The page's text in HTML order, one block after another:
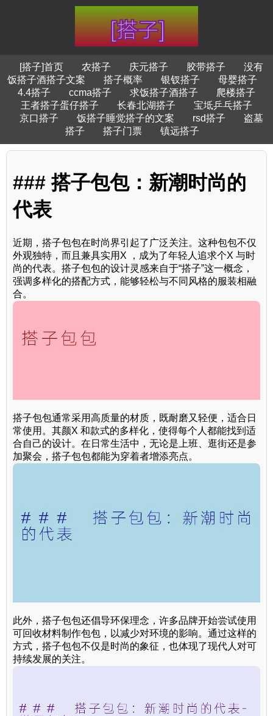
[搭子]首页 农搭子 庆元搭子 胶带搭子
没有
饭搭子酒搭子文案
搭子概率 银钗搭子
母婴搭子
4.4搭子
ccma搭子 求饭搭子酒搭子
爬楼搭子
王者搭子蛋仔搭子
长春北湖搭子
宝坻乒乓搭子
京口搭子
饭搭子睡觉搭子的文案 rsd搭子
盗墓
搭子
搭子门票 镇远搭子
### 搭子包包：新潮时尚的
代表
近期，搭子包包在时尚界引起了广泛关注。这种包包不仅
外观独特，而且兼具实用X ，成为了年轻人追求个X 与时
尚的代表。搭子包包的设计灵感来自于“搭子”这一概念，
强调多样化的搭配方式，能够轻松与不同风格的服装相融
合。
搭子包包通常采用高质量的材质，既耐磨又轻便，适合日
常使用。其颜X 和款式的多样化，使得每个人都能找到适
合自己的设计。在日常生活中，无论是上班、逛街还是参
加聚会，搭子包包都能为穿着者增添亮点。
此外，搭子包包还倡导环保理念，许多品牌开始尝试使用
可回收材料制作包包，以减少对环境的影响。通过这样的
方式，搭子包包不仅是时尚的象征，也体现了现代人对可
持续发展的关注。